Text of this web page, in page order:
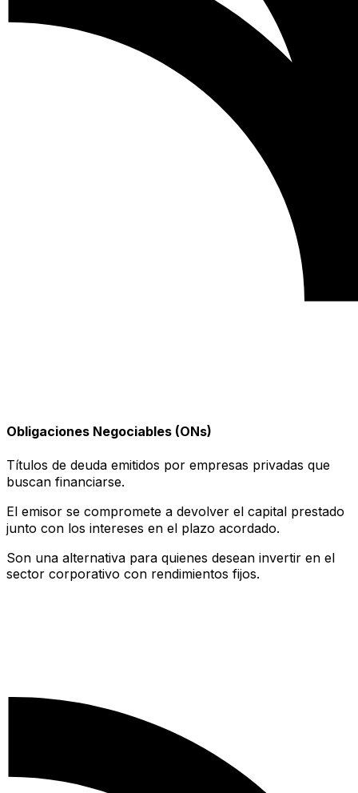
Obligaciones Negociables (ONs)
Títulos de deuda emitidos por empresas privadas que
buscan financiarse.
El emisor se compromete a devolver el capital prestado
junto con los intereses en el plazo acordado.
Son una alternativa para quienes desean invertir en el
sector corporativo con rendimientos fijos.